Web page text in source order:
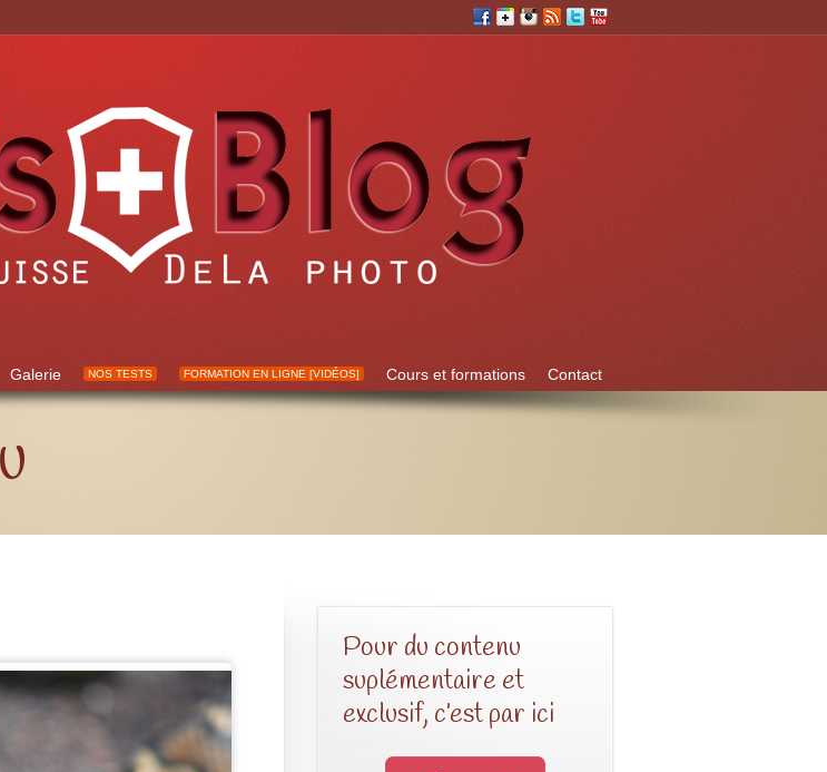
Galerie NOS TESTS FORMATION EN LIGNE [VIDÉOS] Cours et formations Contact
Pour du contenu
suplémentaire et
exclusif, c’est par ici